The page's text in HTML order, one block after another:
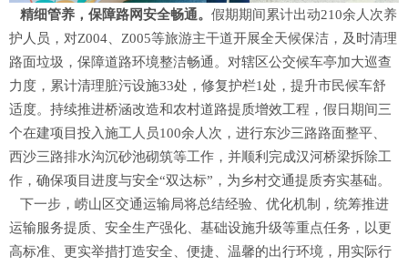
精细管养 ， 保障路网安全畅通。 假期期间累计出动210余人次养
护人员，对Z004、Z005等旅游主干道开展全天候保洁，及时清理
路面垃圾，保障道路环境整洁畅通。对辖区公交候车亭加大巡查
力度，累计清理脏污设施33处，修复护栏1处，提升市民候车舒
适度。持续推进桥涵改造和农村道路提质增效工程，假日期间三
个在建项目投入施工人员100余人次，进行东沙三路路面整平、
西沙三路排水沟沉砂池砌筑等工作，并顺利完成汉河桥梁拆除工
作，确保项目进度与安全“双达标”，为乡村交通提质夯实基础。
下一步，崂山区交通运输局将总结经验、优化机制，统筹推进
运输服务提质、安全生产强化、基础设施升级等重点任务，以更
高标准、更实举措打造安全、便捷、温馨的出行环境，用实际行